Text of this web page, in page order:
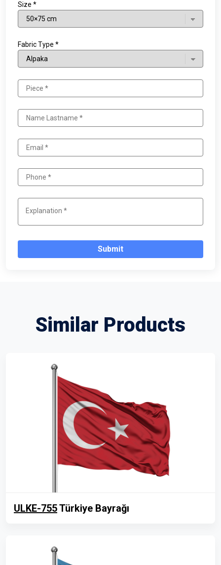
Size *
Fabric Type *
Submit
Similar Products
ULKE-755Türkiye Bayrağı